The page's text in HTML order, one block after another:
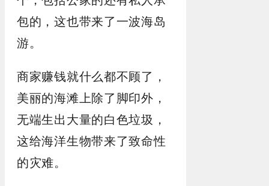
包的，这也带来了一波海岛
游。
商家赚钱就什么都不顾了，
美丽的海滩上除了脚印外，
无端生出大量的白色垃圾，
这给海洋生物带来了致命性
的灾难。